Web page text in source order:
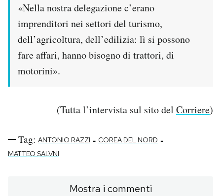
«Nella nostra delegazione c’erano
imprenditori nei settori del turismo,
dell’agricoltura, dell’edilizia: lì si possono
fare affari, hanno bisogno di trattori, di
motorini».
(Tutta l’intervista sul sito del Corriere)
Tag: ANTONIO RAZZI - COREA DEL NORD -
MATTEO SALVNI
Mostra i commenti